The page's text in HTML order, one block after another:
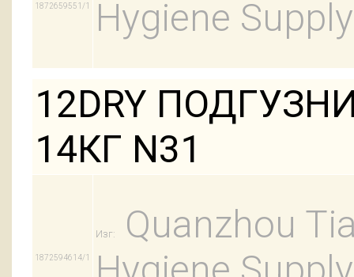
1872659551/1
Hygiene
12DRY
14КГ N31
1872594614/1
Изг:
Quanzhou